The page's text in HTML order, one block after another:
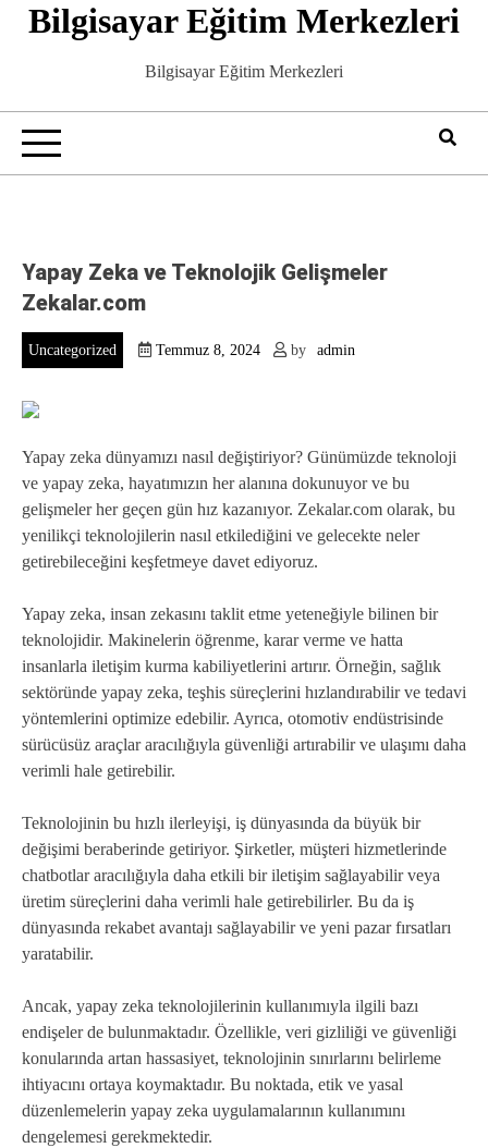
SkipBilgisayar Eğitim Merkezleri
Bilgisayar Eğitim Merkezleri
Yapay Zeka ve Teknolojik Gelişmeler
Zekalar.com
Uncategorized Temmuz 8, 2024 by admin
Yapay zeka dünyamızı nasıl değiştiriyor? Günümüzde teknoloji
ve yapay zeka, hayatımızın her alanına dokunuyor ve bu
gelişmeler her geçen gün hız kazanıyor. Zekalar.com olarak, bu
yenilikçi teknolojilerin nasıl etkilediğini ve gelecekte neler
getirebileceğini keşfetmeye davet ediyoruz.
Yapay zeka, insan zekasını taklit etme yeteneğiyle bilinen bir
teknolojidir. Makinelerin öğrenme, karar verme ve hatta
insanlarla iletişim kurma kabiliyetlerini artırır. Örneğin, sağlık
sektöründe yapay zeka, teşhis süreçlerini hızlandırabilir ve tedavi
yöntemlerini optimize edebilir. Ayrıca, otomotiv endüstrisinde
sürücüsüz araçlar aracılığıyla güvenliği artırabilir ve ulaşımı daha
verimli hale getirebilir.
Teknolojinin bu hızlı ilerleyişi, iş dünyasında da büyük bir
değişimi beraberinde getiriyor. Şirketler, müşteri hizmetlerinde
chatbotlar aracılığıyla daha etkili bir iletişim sağlayabilir veya
üretim süreçlerini daha verimli hale getirebilirler. Bu da iş
dünyasında rekabet avantajı sağlayabilir ve yeni pazar fırsatları
yaratabilir.
Ancak, yapay zeka teknolojilerinin kullanımıyla ilgili bazı
endişeler de bulunmaktadır. Özellikle, veri gizliliği ve güvenliği
konularında artan hassasiyet, teknolojinin sınırlarını belirleme
ihtiyacını ortaya koymaktadır. Bu noktada, etik ve yasal
düzenlemelerin yapay zeka uygulamalarının kullanımını
dengelemesi gerekmektedir.